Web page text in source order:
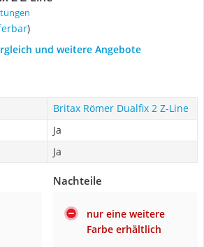
)
und weitere Angebote
Britax Römer Dualfix 2 Z-Line
Ja
Ja
Nachteile
nur eine weitere
Farbe erhältlich